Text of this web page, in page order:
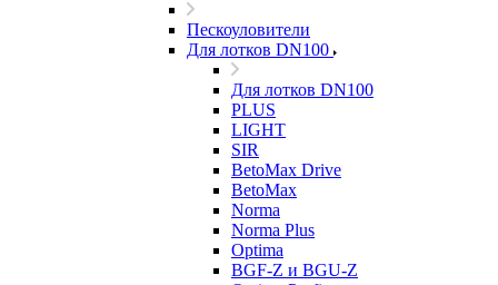
Пескоуловители
Для лотков DN100
Для лотков DN100
PLUS
LIGHT
SIR
BetoMax Drive
BetoMax
Norma
Norma Plus
Optima
BGF-Z и BGU-Z